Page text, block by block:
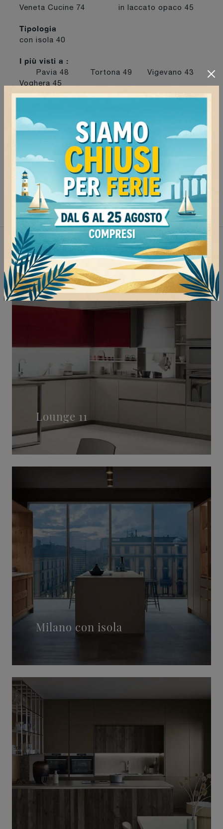
Veneta Cucine 74 in laccato opaco 45
Tipologia
con isola 40
I più visti a :
Pavia 48 Tortona 49 Vigevano 43
Voghera 45
Continua a navigare
Cucine moderne Veneta Cucine Pavia
Cucine moderne Veneta Cucine Voghera
Cucine moderne Veneta Cucine Vigevano
Cucine moderne Veneta Cucine Tortona
Non perderti anche:
Lounge 11
Milano con isola